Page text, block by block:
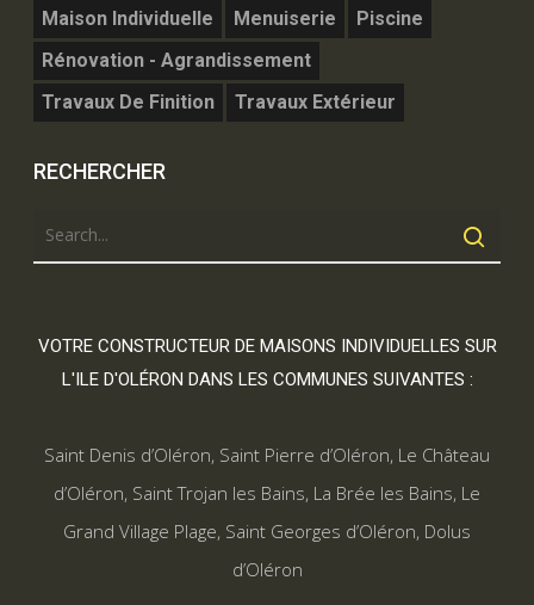
Maison Individuelle Menuiserie
Piscine
Rénovation - Agrandissement
Travaux De Finition
Travaux Extérieur
RECHERCHER
VOTRE CONSTRUCTEUR DE MAISONS INDIVIDUELLES SUR
L'ILE D'OLÉRON DANS LES COMMUNES SUIVANTES :
Saint Denis d’Oléron, Saint Pierre d’Oléron, Le Château
d’Oléron, Saint Trojan les Bains, La Brée les Bains, Le
Grand Village Plage, Saint Georges d’Oléron, Dolus
d’Oléron